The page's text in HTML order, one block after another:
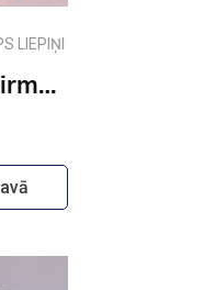
LIEPIŅI
Andīnisms. Pirmatnības vilinājums